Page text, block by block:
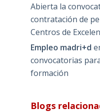
Abierta la
contratación de
Centros de
Empleo madri+d
convocatorias
formación
Blogs